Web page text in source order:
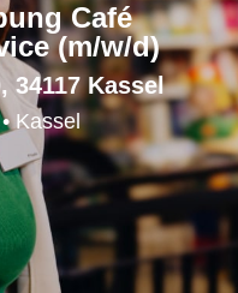
Café
(m/w/d)
34117 Kassel
Kassel